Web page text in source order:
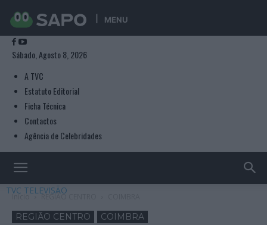
MENU
Sábado, Agosto 8, 2026
A TVC
Estatuto Editorial
Ficha Técnica
Contactos
Agência de Celebridades
TVC TELEVISÃO
Início REGIÃO CENTRO
REGIÃO CENTRO COIMBRA